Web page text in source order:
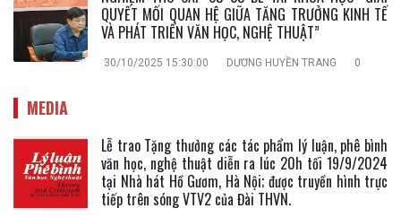
QUYẾT MỐI QUAN HỆ GIỮA TĂNG TRƯỞNG KINH TẾ
VÀ PHÁT TRIỂN VĂN HỌC, NGHỆ THUẬT”
30/10/2025 15:30:00 DƯƠNG HUYỀN TRANG 0
MEDIA
Lễ trao Tặng thưởng các tác phẩm lý luận, phê bình
văn học, nghệ thuật diễn ra lúc 20h tối 19/9/2024
tại Nhà hát Hồ Gươm, Hà Nội; được truyền hình trực
tiếp trên sóng VTV2 của Đài THVN.